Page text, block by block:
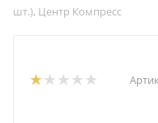
шт.), Центр Компресс